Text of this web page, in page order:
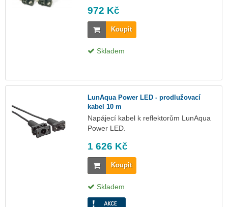
972 Kč
Koupit
Skladem
LunAqua Power LED - prodlužovací
kabel 10 m
Napájecí kabel k reflektorům LunAqua
Power LED.
1 626 Kč
Koupit
Skladem